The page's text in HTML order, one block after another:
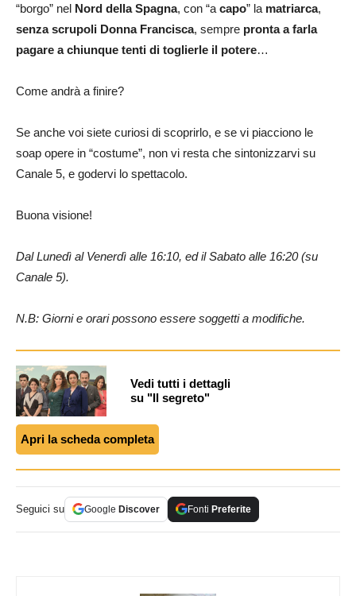
“borgo” nel Nord della Spagna, con “a capo” la matriarca,
senza scrupoli Donna Francisca, sempre pronta a farla
pagare a chiunque tenti di toglierle il potere…
Come andrà a finire?
Se anche voi siete curiosi di scoprirlo, e se vi piacciono le
soap opere in “costume”, non vi resta che sintonizzarvi su
Canale 5, e godervi lo spettacolo.
Buona visione!
Dal Lunedì al Venerdì alle 16:10, ed il Sabato alle 16:20 (su
Canale 5).
N.B: Giorni e orari possono essere soggetti a modifiche.
Vedi tutti i dettagli
su "Il segreto"
Apri la scheda completa
Seguici su Google Discover Fonti Preferite